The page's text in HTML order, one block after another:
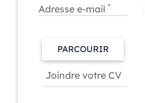
Adresse e-mail *
PARCOURIR